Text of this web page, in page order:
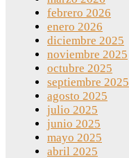
febrero 2026
enero 2026
diciembre 2025
noviembre 2025
octubre 2025
septiembre 2025
agosto 2025
julio 2025
junio 2025
mayo 2025
abril 2025